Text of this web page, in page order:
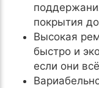
покрытия
Высокая
быстро и
если они